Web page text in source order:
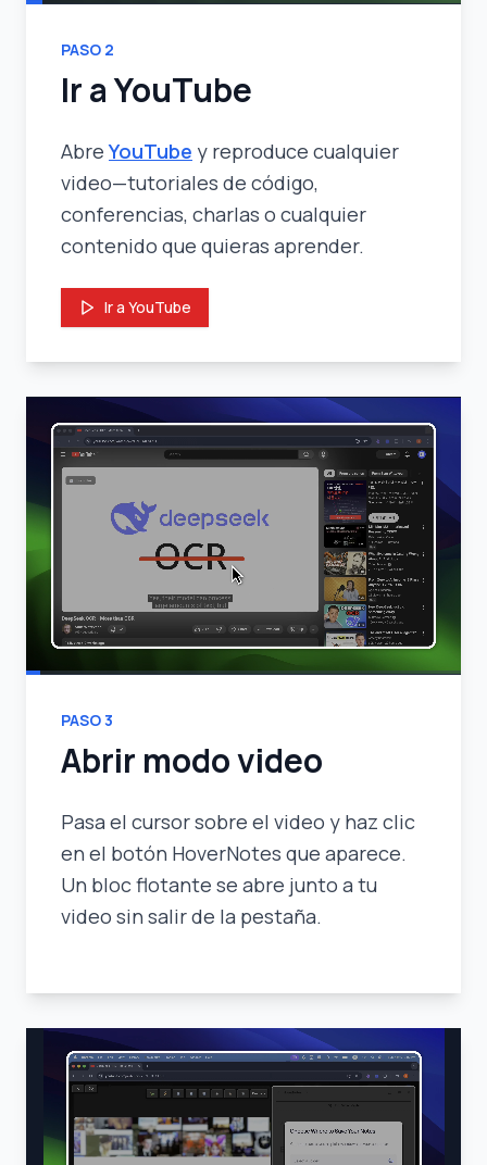
PASO 2
Ir a YouTube
AbreYouTube y reproduce cualquier
video—tutoriales de código,
conferencias, charlas o cualquier
contenido que quieras aprender.
Ir a YouTube
PASO3
Abrir modo video
Pasa el cursor sobre el video y haz clic
en el botón HoverNotes que aparece.
Un bloc flotante se abre junto a tu
video sin salir de la pestaña.